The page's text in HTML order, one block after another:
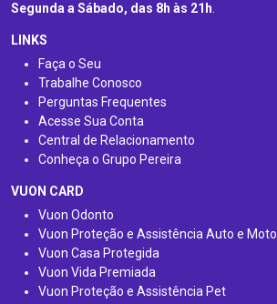
Segunda a Sábado, das 8h às 21h.
LINKS
Faça o Seu
Trabalhe Conosco
Perguntas Frequentes
Acesse Sua Conta
Central de Relacionamento
Conheça o Grupo Pereira
VUON CARD
Vuon Odonto
Vuon Proteção e Assistência Auto e Moto
Vuon Casa Protegida
Vuon Vida Premiada
Vuon Proteção e Assistência Pet